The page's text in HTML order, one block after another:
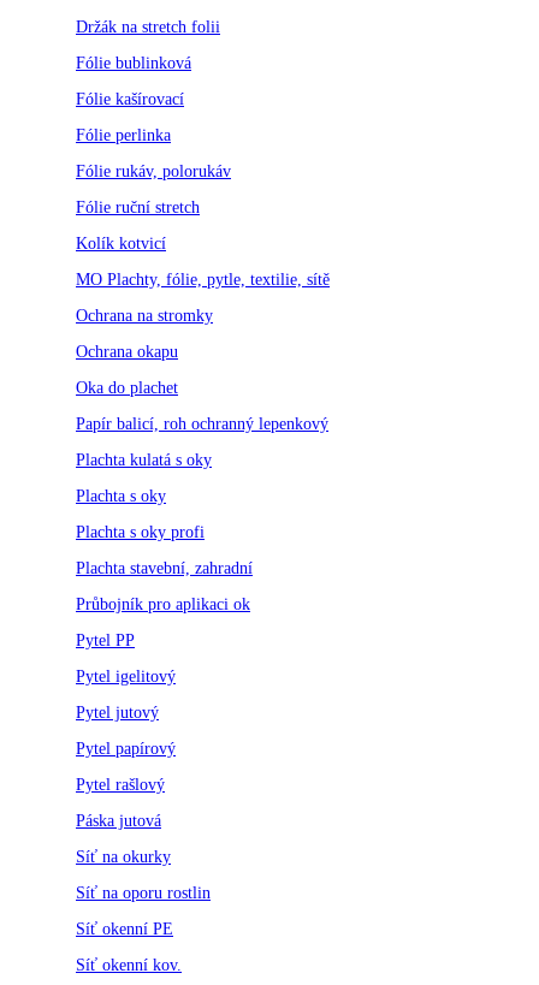
Držák na stretch folii
Fólie bublinková
Fólie kašírovací
Fólie perlinka
Fólie rukáv, polorukáv
Fólie ruční stretch
Kolík kotvicí
MO Plachty, fólie, pytle, textilie, sítě
Ochrana na stromky
Ochrana okapu
Oka do plachet
Papír balicí, roh ochranný lepenkový
Plachta kulatá s oky
Plachta s oky
Plachta s oky profi
Plachta stavební, zahradní
Průbojník pro aplikaci ok
Pytel PP
Pytel igelitový
Pytel jutový
Pytel papírový
Pytel rašlový
Páska jutová
Síť na okurky
Síť na oporu rostlin
Síť okenní PE
Síť okenní kov.